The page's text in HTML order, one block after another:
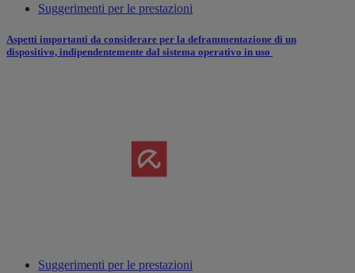
Suggerimenti per le prestazioni
Aspetti importanti da considerare per la deframmentazione di un
dispositivo, indipendentemente dal sistema operativo in uso
Suggerimenti per le prestazioni